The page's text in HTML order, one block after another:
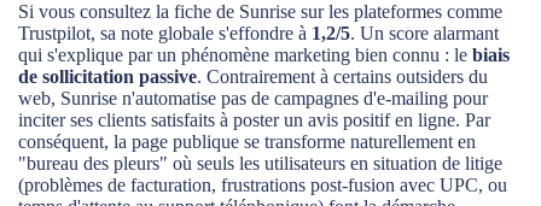
Si vous consultez la fiche de Sunrise sur les plateformes comme
Trustpilot, sa note globale s'effondre à 1,2/5. Un score alarmant
qui s'explique par un phénomène marketing bien connu : le biais
de sollicitation passive. Contrairement à certains outsiders du
web, Sunrise n'automatise pas de campagnes d'e-mailing pour
inciter ses clients satisfaits à poster un avis positif en ligne. Par
conséquent, la page publique se transforme naturellement en
"bureau des pleurs" où seuls les utilisateurs en situation de litige
(problèmes de facturation, frustrations post-fusion avec UPC, ou